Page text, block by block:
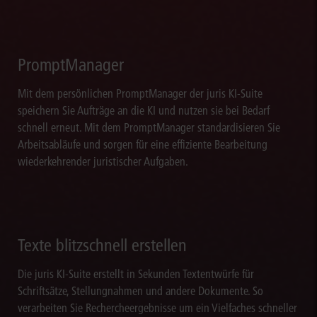
PromptManager
Mit dem persönlichen PromptManager der juris KI-Suite
speichern Sie Aufträge an die KI und nutzen sie bei Bedarf
schnell erneut. Mit dem PromptManager standardisieren Sie
Arbeitsabläufe und sorgen für eine effiziente Bearbeitung
wiederkehrender juristischer Aufgaben.
Texte blitzschnell erstellen
Die juris KI-Suite erstellt in Sekunden Textentwürfe für
Schriftsätze, Stellungnahmen und andere Dokumente. So
verarbeiten Sie Rechercheergebnisse um ein Vielfaches schneller